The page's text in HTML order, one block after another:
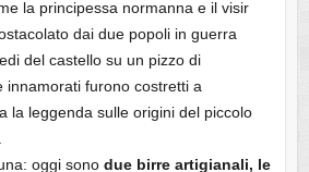
la principessa normanna e il visir
dai due popoli in guerra
del castello su un pizzo di
innamorati furono costretti a
la leggenda sulle origini del piccolo
oggi sono due birre artigianali, le